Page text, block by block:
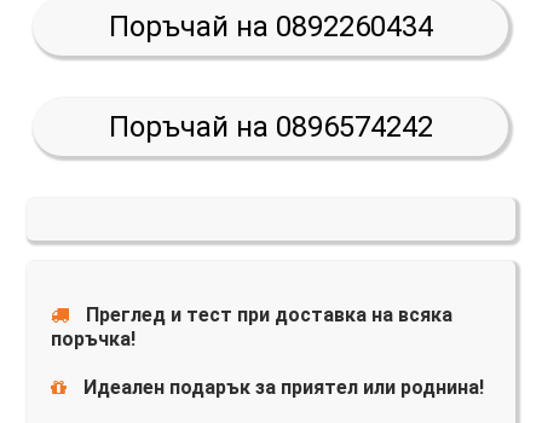
Поръчай на 0892260434
Поръчай на 0896574242
Преглед и тест при доставка на всяка
поръчка!
Идеален подарък за приятел или роднина!